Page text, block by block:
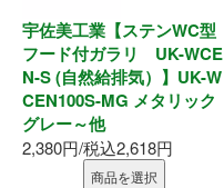
o
機械打 釘・ビス
釘・ねじ
接着剤
宇佐美工業【ステンWC型
フード付ガラリ UK-WCE
N-S (自然給排気）】UK-W
CEN100S-MG メタリック
グレー～他
2,380円/税込2,618円
商品を選択